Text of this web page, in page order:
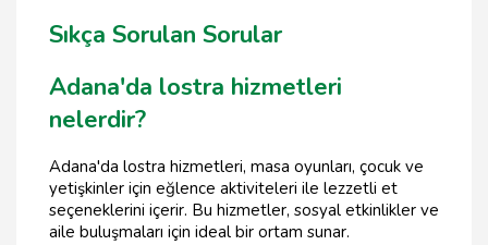
Sıkça Sorulan Sorular
Adana'da lostra hizmetleri
nelerdir?
Adana'da lostra hizmetleri, masa oyunları, çocuk ve
yetişkinler için eğlence aktiviteleri ile lezzetli et
seçeneklerini içerir. Bu hizmetler, sosyal etkinlikler ve
aile buluşmaları için ideal bir ortam sunar.